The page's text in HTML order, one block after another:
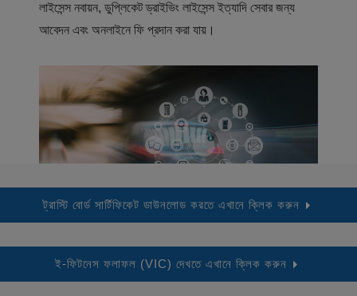
লাইসেন্স নবায়ন, ডুপ্লিকেট ড্রাইভিং লাইসেন্স ইত্যাদি সেবার জন্য
আবেদন এবং অনলাইনে ফি প্রদান করা যায়।
ট্রাস্টি বোর্ড সার্টিফিকেট ডাউনলোড করতে এখানে ক্লিক করুন
ই-ফিটনেস ফলাফল (VIC) দেখতে এখানে ক্লিক করুন